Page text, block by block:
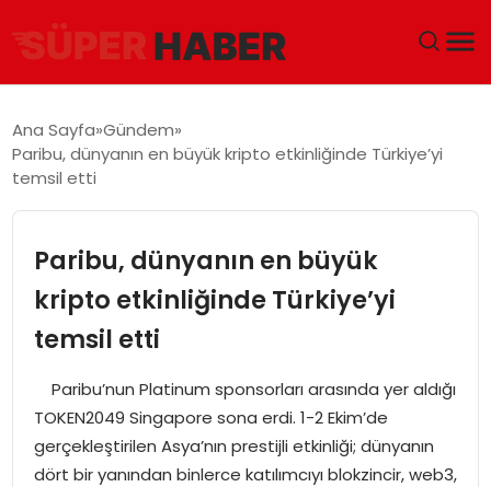
GÜNDEM
EKONOMI
MAGAZIN
SAĞLIK
Ana Sayfa Gündem
Paribu, dünyanın en büyük kripto etkinliğinde Türkiye’yi
temsil etti
Paribu, dünyanın en büyük
kripto etkinliğinde Türkiye’yi
temsil etti
Paribu’nun Platinum sponsorları arasında yer aldığı
TOKEN2049 Singapore sona erdi. 1-2 Ekim’de
gerçekleştirilen Asya’nın prestijli etkinliği; dünyanın
dört bir yanından binlerce katılımcıyı blokzincir, web3,